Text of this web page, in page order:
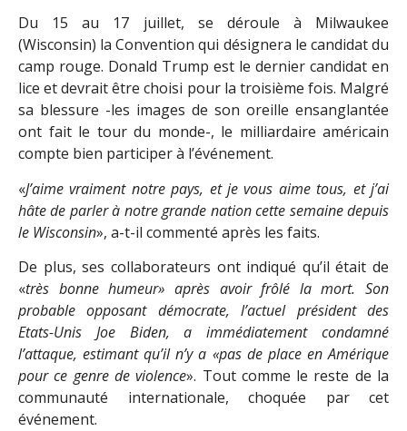
Du 15 au 17 juillet, se déroule à Milwaukee
(Wisconsin) la Convention qui désignera le candidat du
camp rouge. Donald Trump est le dernier candidat en
lice et devrait être choisi pour la troisième fois. Malgré
sa blessure -les images de son oreille ensanglantée
ont fait le tour du monde-, le milliardaire américain
compte bien participer à l’événement.
«J’aime vraiment notre pays, et je vous aime tous, et j’ai
hâte de parler à notre grande nation cette semaine depuis
le Wisconsin», a-t-il commenté après les faits.
De plus, ses collaborateurs ont indiqué qu’il était de
«très bonne humeur» après avoir frôlé la mort. Son
probable opposant démocrate, l’actuel président des
Etats-Unis Joe Biden, a immédiatement condamné
l’attaque, estimant qu’il n’y a «pas de place en Amérique
pour ce genre de violence». Tout comme le reste de la
communauté internationale, choquée par cet
événement.